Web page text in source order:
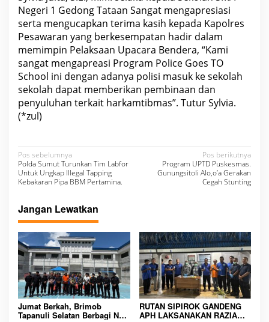
Negeri 1 Gedong Tataan Sangat mengapresiasi
serta mengucapkan terima kasih kepada Kapolres
Pesawaran yang berkesempatan hadir dalam
memimpin Pelaksaan Upacara Bendera, “Kami
sangat mengapreasi Program Police Goes TO
School ini dengan adanya polisi masuk ke sekolah
sekolah dapat memberikan pembinaan dan
penyuluhan terkait harkamtibmas”. Tutur Sylvia.
(*zul)
N
a
v
i
g
a
s
i
p
o
Pos sebelumnya
Polda Sumut Turunkan Tim Labfor
Untuk Ungkap Illegal Tapping
Kebakaran Pipa BBM Pertamina.
Pos berikutnya
Program UPTD Puskesmas.
Gunungsitoli Alo,o’a Gerakan
Cegah Stunting
Jangan Lewatkan
Jumat Berkah, Brimob
Tapanuli Selatan Berbagi Nasi
RUTAN SIPIROK GANDENG
APH LAKSANAKAN RAZIA